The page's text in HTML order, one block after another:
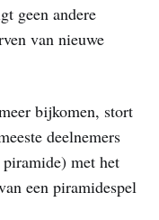
geen andere
van nieuwe
bijkomen, stort
deelnemers
met het
een piramidespel